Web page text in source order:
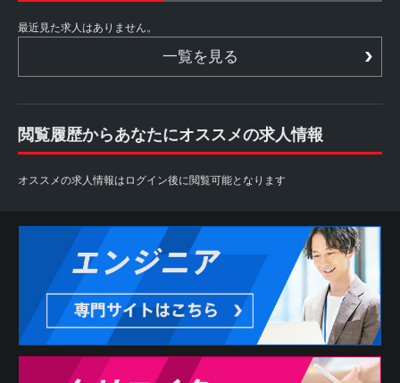
最近見た求人はありません。
一覧を見る
閲覧履歴からあなたにオススメの求人情報
オススメの求人情報はログイン後に閲覧可能となります